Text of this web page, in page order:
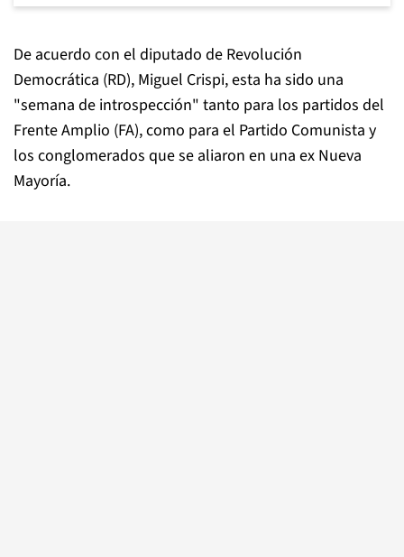
De acuerdo con el diputado de Revolución
Democrática (RD), Miguel Crispi, esta ha sido una
"semana de introspección" tanto para los partidos del
Frente Amplio (FA), como para el Partido Comunista y
los conglomerados que se aliaron en una ex Nueva
Mayoría.